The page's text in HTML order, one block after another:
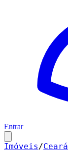
Entrar
Imóveis/Ceará